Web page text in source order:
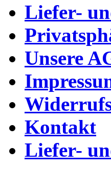
Liefer-
Unsere
Kontakt
Liefer-